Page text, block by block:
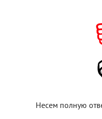
Несем полную